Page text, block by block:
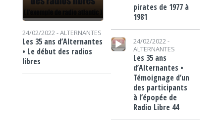
24/02/2022 -ALTERNANTES
Les 35 ans d’Alternantes
• Le début des radios
libres
pirates de 1977 à
1981
Lecteur audio
24/02/2022 -
ALTERNANTES
Les 35 ans
d’Alternantes •
Témoignage d’un
des participants
à l’épopée de
Radio Libre 44